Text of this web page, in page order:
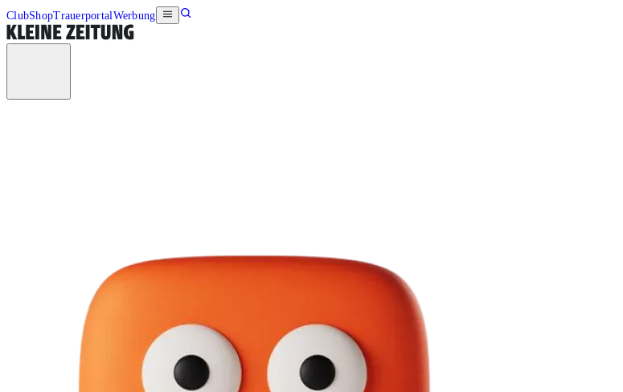
ClubShopTrauerportalWerbung